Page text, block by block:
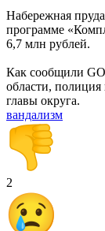
Набережная
программе
6,7 млн рублей.
Как сообщили
области,
главы округа.
вандализм
2